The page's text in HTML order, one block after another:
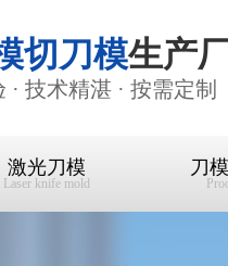
切刀模生产
· 技术精湛 · 按需定制
激光刀模
Laser knife mold
刀